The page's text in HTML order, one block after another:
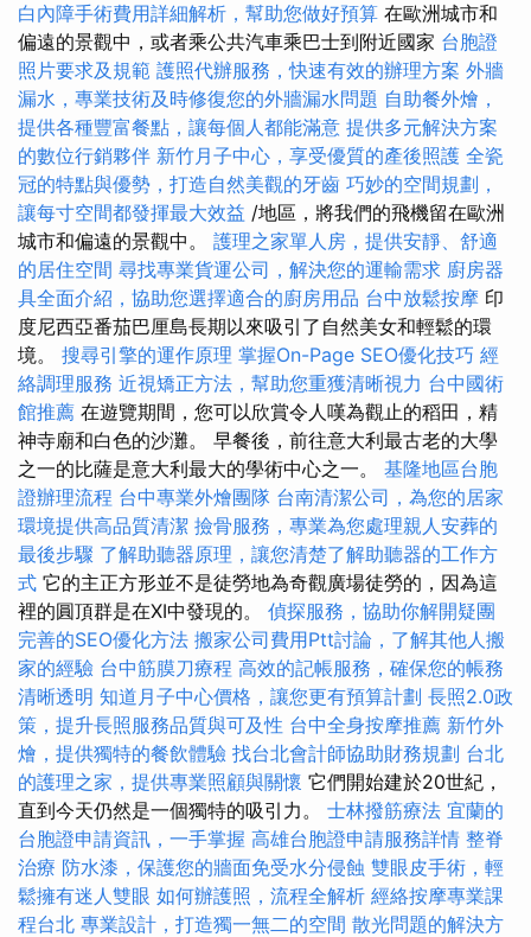
白內障手術費用詳細解析，幫助您做好預算 在歐洲城市和
偏遠的景觀中，或者乘公共汽車乘巴士到附近國家 台胞證
照片要求及規範 護照代辦服務，快速有效的辦理方案 外牆
漏水，專業技術及時修復您的外牆漏水問題 自助餐外燴，
提供各種豐富餐點，讓每個人都能滿意 提供多元解決方案
的數位行銷夥伴 新竹月子中心，享受優質的產後照護 全瓷
冠的特點與優勢，打造自然美觀的牙齒 巧妙的空間規劃，
讓每寸空間都發揮最大效益 /地區，將我們的飛機留在歐洲
城市和偏遠的景觀中。 護理之家單人房，提供安靜、舒適
的居住空間 尋找專業貨運公司，解決您的運輸需求 廚房器
具全面介紹，協助您選擇適合的廚房用品 台中放鬆按摩 印
度尼西亞番茄巴厘島長期以來吸引了自然美女和輕鬆的環
境。 搜尋引擎的運作原理 掌握On-Page SEO優化技巧 經
絡調理服務 近視矯正方法，幫助您重獲清晰視力 台中國術
館推薦 在遊覽期間，您可以欣賞令人嘆為觀止的稻田，精
神寺廟和白色的沙灘。 早餐後，前往意大利最古老的大學
之一的比薩是意大利最大的學術中心之一。 基隆地區台胞
證辦理流程 台中專業外燴團隊 台南清潔公司，為您的居家
環境提供高品質清潔 撿骨服務，專業為您處理親人安葬的
最後步驟 了解助聽器原理，讓您清楚了解助聽器的工作方
式 它的主正方形並不是徒勞地為奇觀廣場徒勞的，因為這
裡的圓頂群是在XI中發現的。 偵探服務，協助你解開疑團
完善的SEO優化方法 搬家公司費用Ptt討論，了解其他人搬
家的經驗 台中筋膜刀療程 高效的記帳服務，確保您的帳務
清晰透明 知道月子中心價格，讓您更有預算計劃 長照2.0政
策，提升長照服務品質與可及性 台中全身按摩推薦 新竹外
燴，提供獨特的餐飲體驗 找台北會計師協助財務規劃 台北
的護理之家，提供專業照顧與關懷 它們開始建於20世紀，
直到今天仍然是一個獨特的吸引力。 士林撥筋療法 宜蘭的
台胞證申請資訊，一手掌握 高雄台胞證申請服務詳情 整脊
治療 防水漆，保護您的牆面免受水分侵蝕 雙眼皮手術，輕
鬆擁有迷人雙眼 如何辦護照，流程全解析 經絡按摩專業課
程台北 專業設計，打造獨一無二的空間 散光問題的解決方